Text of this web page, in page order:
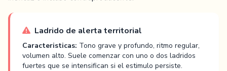
Ladrido de alerta territorial
Caracteristicas: Tono grave y profundo, ritmo regular,
volumen alto. Suele comenzar con uno o dos ladridos
fuertes que se intensifican si el estimulo persiste.